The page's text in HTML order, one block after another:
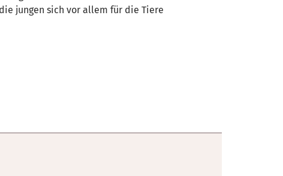
jungen sich vor allem für die Tiere